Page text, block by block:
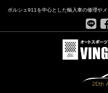
ポルシェ911を中心とした輸入車の修理や